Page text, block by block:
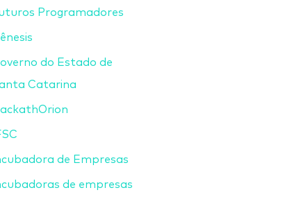
Programadores
do Estado de
Catarina
de Empresas
de empresas